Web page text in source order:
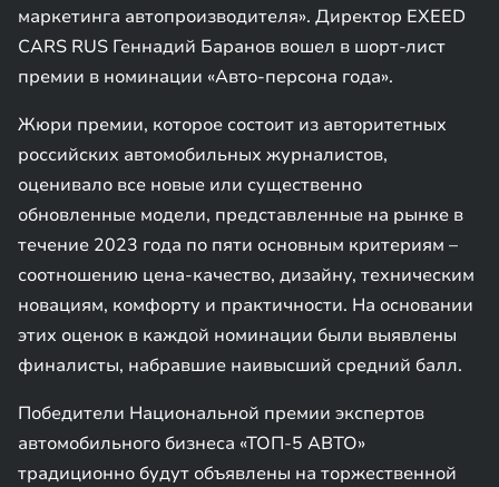
маркетинга автопроизводителя». Директор EXEED
CARS RUS Геннадий Баранов вошел в шорт-лист
премии в номинации «Авто-персона года».
Жюри премии, которое состоит из авторитетных
российских автомобильных журналистов,
оценивало все новые или существенно
обновленные модели, представленные на рынке в
течение 2023 года по пяти основным критериям –
соотношению цена-качество, дизайну, техническим
новациям, комфорту и практичности. На основании
этих оценок в каждой номинации были выявлены
финалисты, набравшие наивысший средний балл.
Победители Национальной премии экспертов
автомобильного бизнеса «ТОП-5 АВТО»
традиционно будут объявлены на торжественной